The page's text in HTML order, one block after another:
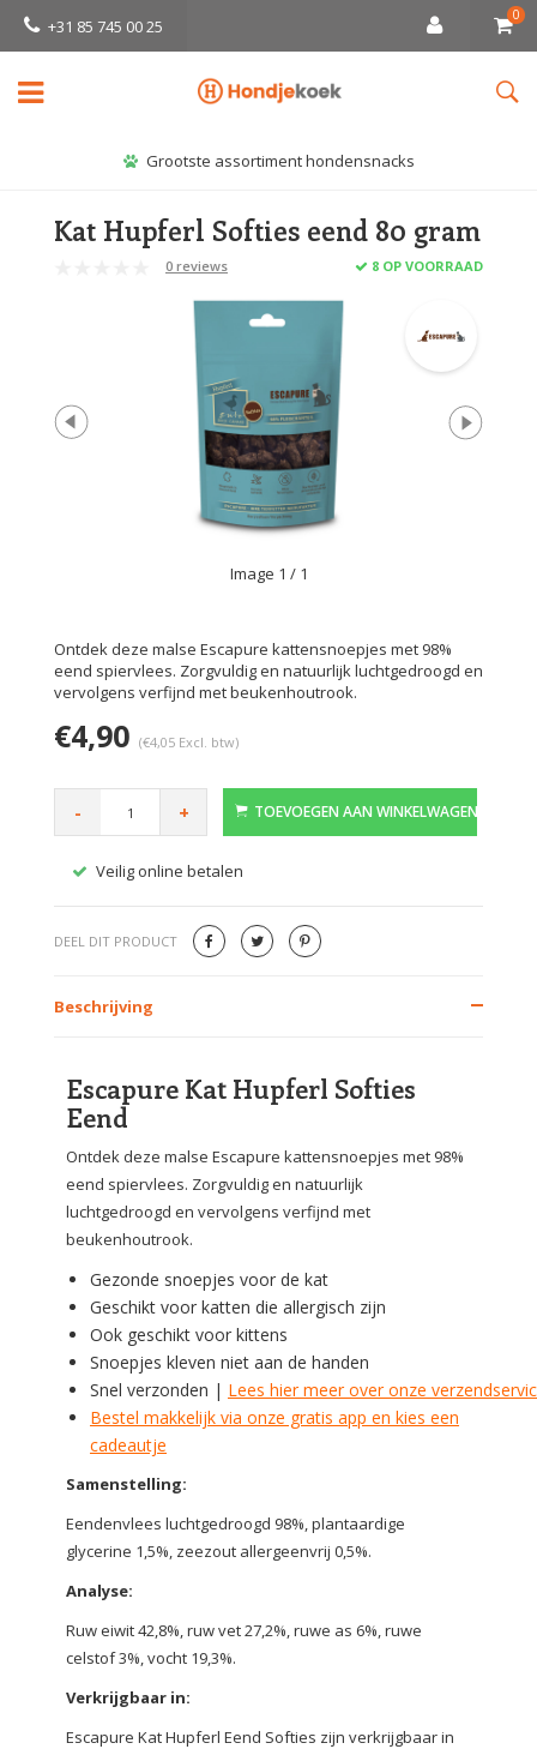
+31 85 745 00 25
0
Grootste assortiment hondensnacks
Kat Hupferl Softies eend 80 gram
0 reviews 8 OP VOORRAAD
Image 1 / 1
Ontdek deze malse Escapure kattensnoepjes met 98%
eend spiervlees. Zorgvuldig en natuurlijk luchtgedroogd en
vervolgens verfijnd met beukenhoutrook.
€4,90 (€4,05 Excl. btw)
- + TOEVOEGEN AAN WINKELWAGEN
Veilig online betalen
DEEL DIT PRODUCT
Beschrijving
Escapure Kat Hupferl Softies
Eend
Ontdek deze malse Escapure kattensnoepjes met 98%
eend spiervlees. Zorgvuldig en natuurlijk
luchtgedroogd en vervolgens verfijnd met
beukenhoutrook.
Gezonde snoepjes voor de kat
Geschikt voor katten die allergisch zijn
Ook geschikt voor kittens
Snoepjes kleven niet aan de handen
Snel verzonden | Lees hier meer over onze
Bestel makkelijk via onze gratis app en kies een
cadeautje
Samenstelling:
Eendenvlees luchtgedroogd 98%, plantaardige
glycerine 1,5%, zeezout allergeenvrij 0,5%.
Analyse:
Ruw eiwit 42,8%, ruw vet 27,2%, ruwe as 6%, ruwe
celstof 3%, vocht 19,3%.
Verkrijgbaar in:
Escapure Kat Hupferl Eend Softies zijn verkrijgbaar in